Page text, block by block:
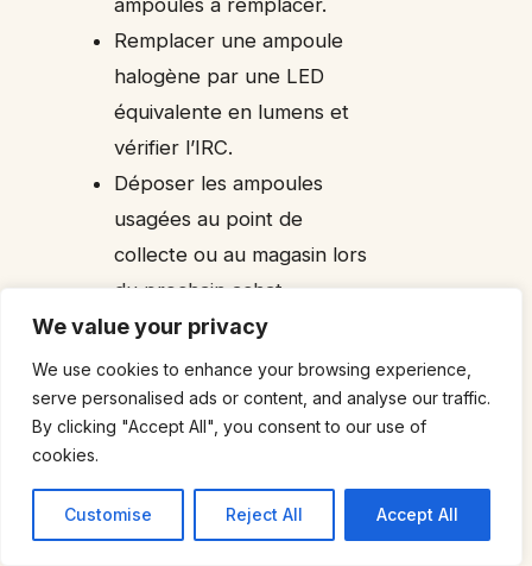
We value your privacy
We use cookies to enhance your browsing experience,
serve personalised ads or content, and analyse our traffic.
By clicking "Accept All", you consent to our use of
cookies.
Customise Reject All Accept All
ampoules à remplacer.
Remplacer une ampoule
halogène par une LED
équivalente en lumens et
vérifier l’IRC.
Déposer les ampoules
usagées au point de
collecte ou au magasin lors
du prochain achat.
en lumens pour choisir une
ampoule LED ?
Il faut lire l’étiquette : les watts
indiquent la consommation, les
lumens la lumière émise. En règle